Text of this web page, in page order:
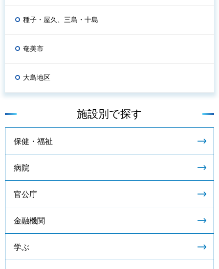
種子・屋久、三島・十島
奄美市
大島地区
施設別で探す
保健・福祉
病院
官公庁
金融機関
学ぶ